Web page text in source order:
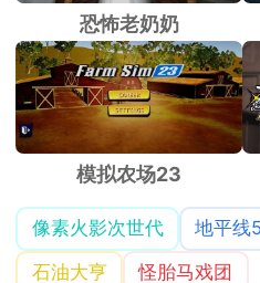
恐怖老奶奶
模拟农场23
像素火影次世代 地平线5
石油大亨
怪胎马戏团